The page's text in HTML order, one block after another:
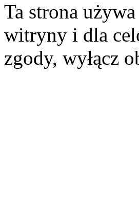
Ta strona
witryny i dla
zgody, wyłącz